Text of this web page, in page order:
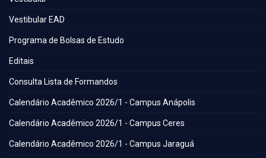
Vestibular EAD
Programa de Bolsas de Estudo
Editais
Consulta Lista de Formandos
Calendário Acadêmico 2026/1 - Campus Anápolis
Calendário Acadêmico 2026/1 - Campus Ceres
Calendário Acadêmico 2026/1 - Campus Jaraguá